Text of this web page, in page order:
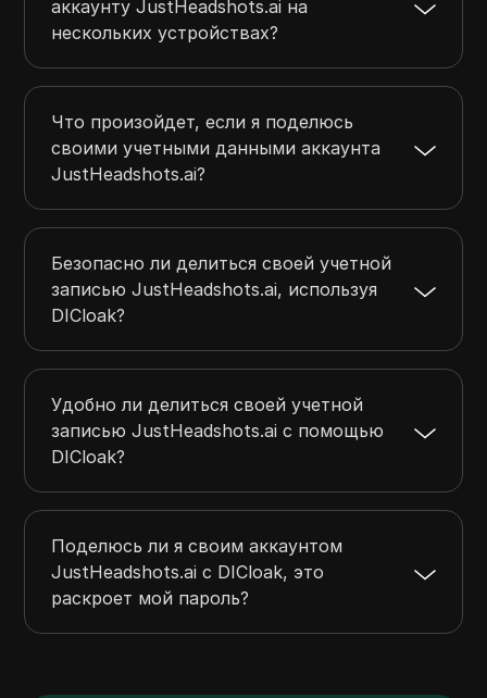
аккаунту JustHeadshots.ai на
нескольких устройствах?
Что произойдет, если я поделюсь
своими учетными данными аккаунта
JustHeadshots.ai?
Безопасно ли делиться своей учетной
записью JustHeadshots.ai, используя
DICloak?
Удобно ли делиться своей учетной
записью JustHeadshots.ai с помощью
DICloak?
Поделюсь ли я своим аккаунтом
JustHeadshots.ai с DICloak, это
раскроет мой пароль?